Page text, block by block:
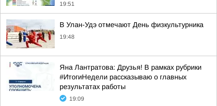
19:51
В Улан-Удэ отмечают День физкультурника
19:48
Яна Лантратова: Друзья! В рамках рубрики
#ИтогиНедели рассказываю о главных
результатах работы
19:09